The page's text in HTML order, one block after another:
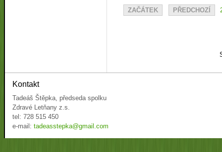
ZAČÁTEK PŘEDCHOZÍ
Kontakt
Tadeáš Štěpka, předseda spolku
Zdravé Letňany z.s.
tel: 728 515 450
e-mail: tadeasstepka@gmail.com